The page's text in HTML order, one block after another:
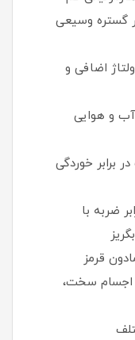
گستره وسیعی
اضافی و
آب و هوایی
برابر خوردگی
ضربه با
قرمز
اجسام سخت،